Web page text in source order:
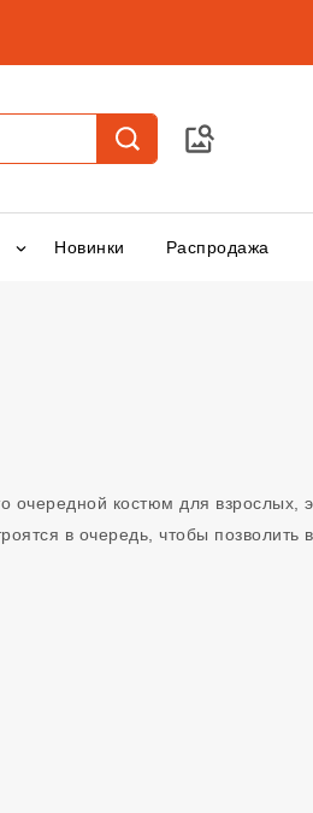
Новинки Распродажа
очередной костюм для взрослых,
в очередь, чтобы позволить